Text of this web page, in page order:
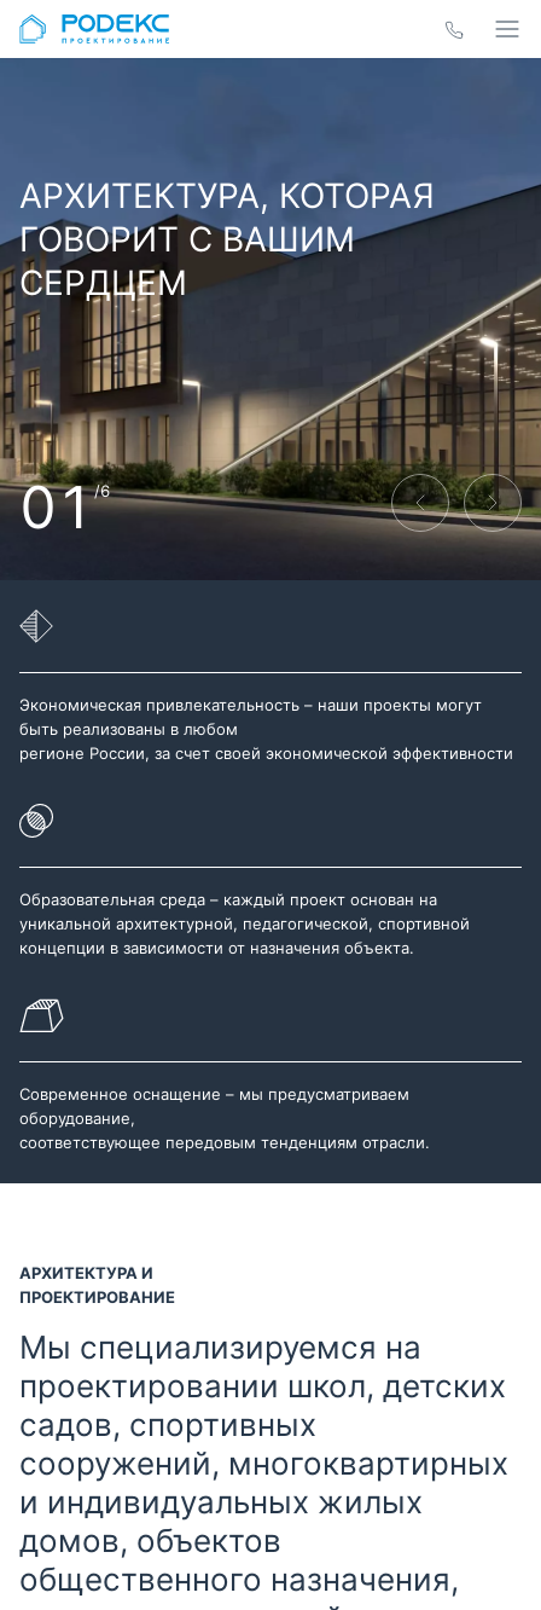
АРХИТЕКТУРА, КОТОРАЯ
ГОВОРИТ С ВАШИМ
СЕРДЦЕМ
01/6
Экономическая привлекательность – наши проекты могут
быть реализованы в любом
регионе России, за счет своей экономической эффективности
Образовательная среда – каждый проект основан на
уникальной архитектурной, педагогической, спортивной
концепции в зависимости от назначения объекта.
Современное оснащение – мы предусматриваем
оборудование,
соответствующее передовым тенденциям отрасли.
АРХИТЕКТУРА И
ПРОЕКТИРОВАНИЕ
Мы специализируемся на
проектировании школ, детских
садов, спортивных
сооружений, многоквартирных
и индивидуальных жилых
домов, объектов
общественного назначения,